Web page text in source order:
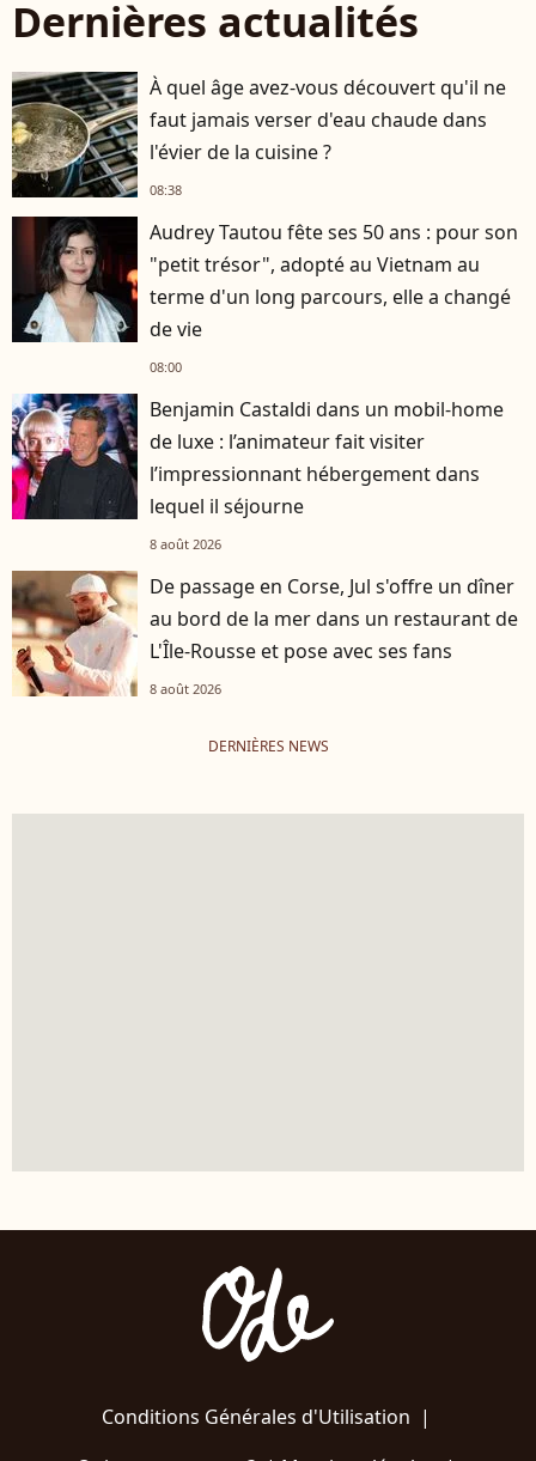
Dernières actualités
À quel âge avez-vous découvert qu'il ne
faut jamais verser d'eau chaude dans
l'évier de la cuisine ?
08:38
Audrey Tautou fête ses 50 ans : pour son
"petit trésor", adopté au Vietnam au
terme d'un long parcours, elle a changé
de vie
08:00
Benjamin Castaldi dans un mobil-home
de luxe : l’animateur fait visiter
l’impressionnant hébergement dans
lequel il séjourne
8 août 2026
De passage en Corse, Jul s'offre un dîner
au bord de la mer dans un restaurant de
L'Île-Rousse et pose avec ses fans
8 août 2026
DERNIÈRES NEWS
Conditions Générales d'Utilisation |